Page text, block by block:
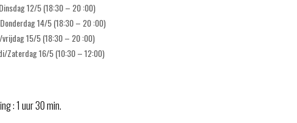
12/5(18:30 – 20 :00)
14/5(18:30 – 20 :00)
vrijdag15/5(18:30 – 20 :00)
Zaterdag16/5(10:30 – 12:00)
: 1 uur 30 min.